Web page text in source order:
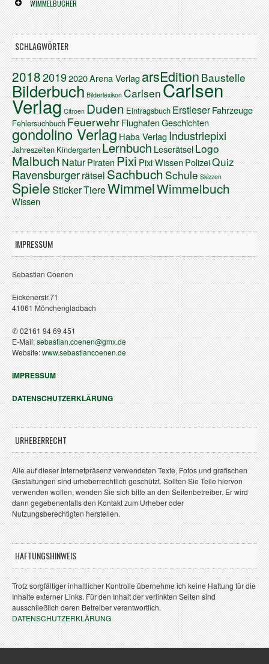
WIMMELBÜCHER
SCHLAGWÖRTER
201820192020Arena VerlagarsEditionBaustelle
Bilderbuch Bilderlexikon CarlsenCarlsen
Verlag Citroen DudenEintragsbuchErstleserFahrzeuge
FehlersuchbuchFeuerwehrFlughafenGeschichten
gondolino VerlagHaba VerlagIndustriepixi
JahreszeitenKindergartenLernbuchLeserätselLogo
MalbuchNaturPiratenPixiPixi WissenPolizeiQuiz
RavensburgerrätselSachbuchSchule Skizzen
SpieleStickerTiereWimmelWimmelbuch
Wissen
IMPRESSUM
Sebastian Coenen
Eickenerstr.71
41061 Mönchengladbach
✆ 02161 94 69 451
E-Mail:sebastian.coenen@gmx.de
Website:www.sebastiancoenen.de
IMPRESSUM
DATENSCHUTZERKLÄRUNG
URHEBERRECHT
Alle auf dieser Internetpräsenz verwendeten Texte, Fotos und grafischen
Gestaltungen sind urheberrechtlich geschützt. Sollten Sie Teile hiervon
verwenden wollen, wenden Sie sich bitte an den Seitenbetreiber. Er wird
dann gegebenenfalls den Kontakt zum Urheber oder
Nutzungsberechtigten herstellen.
HAFTUNGSHINWEIS
Trotz sorgfältiger inhaltlicher Kontrolle übernehme ich keine Haftung für die
Inhalte externer Links. Für den Inhalt der verlinkten Seiten sind
ausschließlich deren Betreiber verantwortlich.
DATENSCHUTZERKLÄRUNG